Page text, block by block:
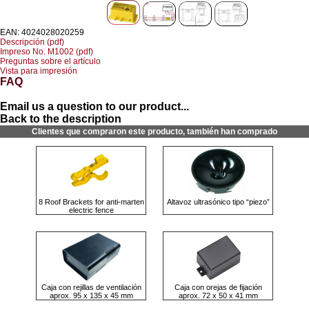
EAN: 4024028020259
Descripción (pdf)
Impreso No. M1002 (pdf)
Preguntas sobre el artículo
Vista para impresión
FAQ
Email us a question to our product...
Back to the description
Clientes que compraron este producto, también han comprado
8 Roof Brackets for anti-marten
electric fence
Altavoz ultrasónico tipo “piezo”
Caja con rejillas de ventilación
aprox. 95 x 135 x 45 mm
Caja con orejas de fijación
aprox. 72 x 50 x 41 mm